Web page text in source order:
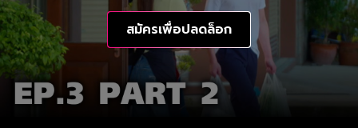
สมัครเพื่อปลดล็อก